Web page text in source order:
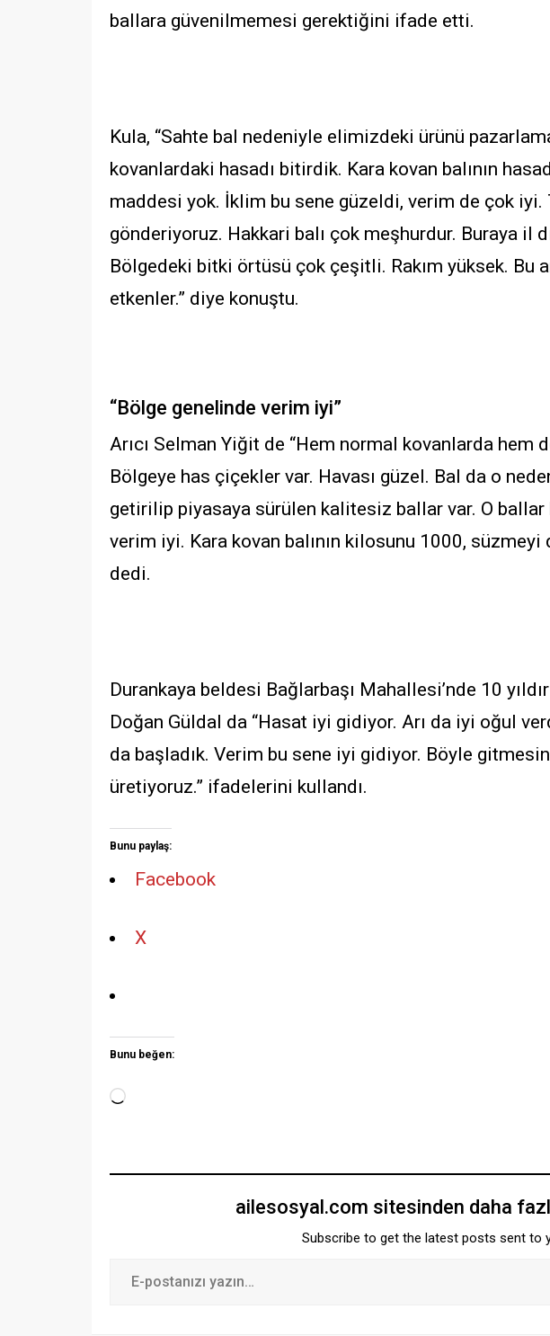
ballara güvenilmemesi gerektiğini ifade etti.
Kula, “Sahte bal nedeniyle elimizdeki ürünü
kovanlardaki hasadı bitirdik. Kara kovan balının
maddesi yok. İklim bu sene güzeldi, verim de çok iyi.
gönderiyoruz. Hakkari balı çok meşhurdur. Buraya il
Bölgedeki bitki örtüsü çok çeşitli. Rakım yüksek. Bu
etkenler.” diye konuştu.
“Bölge genelinde verim iyi”
Arıcı Selman Yiğit de “Hem normal kovanlarda hem
Bölgeye has çiçekler var. Havası güzel. Bal da o
getirilip piyasaya sürülen kalitesiz ballar var. O ballar
verim iyi. Kara kovan balının kilosunu 1000, süzmeyi
dedi.
Durankaya beldesi Bağlarbaşı Mahallesi’nde 10 yıldır
Doğan Güldal da “Hasat iyi gidiyor. Arı da iyi oğul
da başladık. Verim bu sene iyi gidiyor. Böyle
üretiyoruz.” ifadelerini kullandı.
Bunu paylaş:
Facebook
X
Bunu beğen:
ailesosyal.com sitesinden daha
Subscribe to get the latest posts sent to